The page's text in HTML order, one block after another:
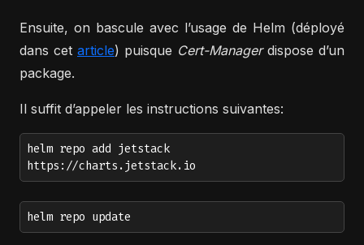
Ensuite, on bascule avec l’usage de Helm (déployé
dans cet article) puisque Cert-Managerdispose d’un
package.
Il suffit d’appeler les instructions suivantes:
helm repo add jetstack
https://charts.jetstack.io
helm repo update